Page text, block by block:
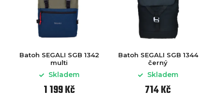
Batoh SEGALI SGB 1342
multi
Skladem
1 199 Kč
Batoh SEGALI SGB 1344
černý
Skladem
714 Kč